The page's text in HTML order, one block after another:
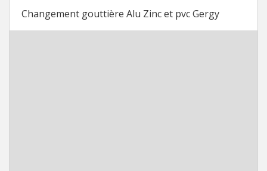
Changement gouttière Alu Zinc et pvc Gergy